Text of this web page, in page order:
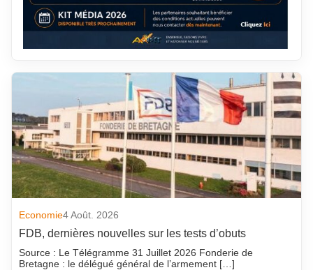
Economie4 Août. 2026
FDB, dernières nouvelles sur les tests d’obuts
Source : Le Télégramme 31 Juillet 2026 Fonderie de
Bretagne : le délégué général de l’armement […]